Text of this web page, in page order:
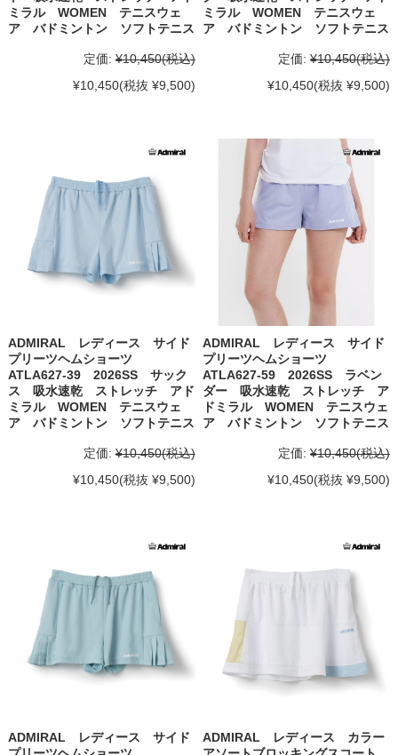
ミラル WOMEN テニスウェ
ア バドミントン ソフトテニス
定価: ¥10,450(税込)
¥10,450(税抜 ¥9,500)
ミラル WOMEN テニスウェ
ア バドミントン ソフトテニス
定価: ¥10,450(税込)
¥10,450(税抜 ¥9,500)
ADMIRAL レディース サイド
プリーツヘムショーツ
ATLA627-39 2026SS サック
ス 吸水速乾 ストレッチ アド
ミラル WOMEN テニスウェ
ア バドミントン ソフトテニス
定価: ¥10,450(税込)
¥10,450(税抜 ¥9,500)
ADMIRAL レディース サイド
プリーツヘムショーツ
ATLA627-59 2026SS ラベン
ダー 吸水速乾 ストレッチ ア
ドミラル WOMEN テニスウェ
ア バドミントン ソフトテニス
定価: ¥10,450(税込)
¥10,450(税抜 ¥9,500)
ADMIRAL レディース サイド
ADMIRAL レディース カラー